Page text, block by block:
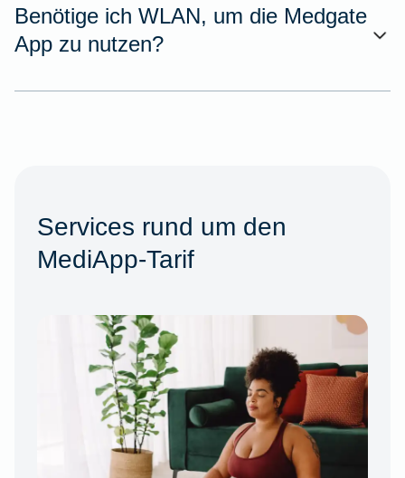
Benötige ich WLAN, um die Medgate
App zu nutzen?
Services rund um den
MediApp-Tarif